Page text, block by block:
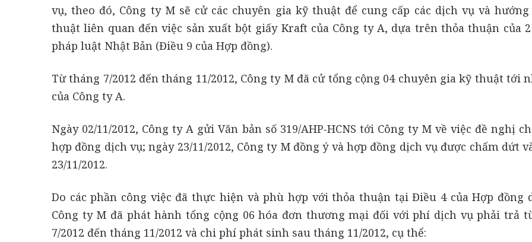
vụ, theo đó, Công ty M sẽ cử các chuyên gia kỹ thuật để cung cấp các dịch vụ và
thuật liên quan đến việc sản xuất bột giấy Kraft của Công ty A, dựa trên thỏa thuận của
pháp luật Nhật Bản (Điều 9 của Hợp đồng).
Từ tháng 7/2012 đến tháng 11/2012, Công ty M đã cử tổng cộng 04 chuyên gia kỹ thuật tới
của Công ty A.
Ngày 02/11/2012, Công ty A gửi Văn bản số 319/AHP-HCNS tới Công ty M về việc đề nghị
hợp đồng dịch vụ; ngày 23/11/2012, Công ty M đồng ý và hợp đồng dịch vụ được chấm dứt
23/11/2012.
Do các phần công việc đã thực hiện và phù hợp với thỏa thuận tại Điều 4 của Hợp đồng
Công ty M đã phát hành tổng cộng 06 hóa đơn thương mại đối với phí dịch vụ phải trả
7/2012 đến tháng 11/2012 và chi phí phát sinh sau tháng 11/2012, cụ thể: